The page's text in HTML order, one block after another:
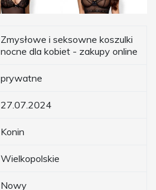
Zmysłowe i seksowne koszulki
nocne dla kobiet - zakupy online
prywatne
27.07.2024
Konin
Wielkopolskie
Nowy